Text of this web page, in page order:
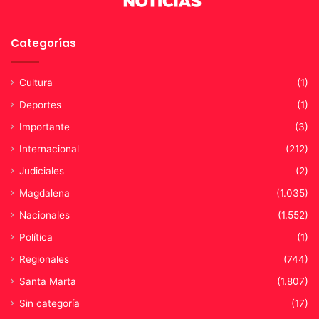
Categorías
Cultura
(1)
Deportes
(1)
Importante
(3)
Internacional
(212)
Judiciales
(2)
Magdalena
(1.035)
Nacionales
(1.552)
Política
(1)
Regionales
(744)
Santa Marta
(1.807)
Sin categoría
(17)